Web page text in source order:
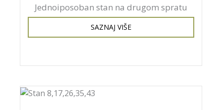
Jednoiposoban stan na drugom spratu
SAZNAJ VIŠE